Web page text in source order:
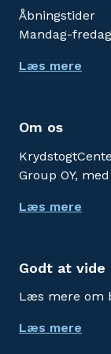
Åbningstider
Mandag-
Læs mere
Om os
Group OY,
Læs mere
Godt at
Læs mere om
Læs mere